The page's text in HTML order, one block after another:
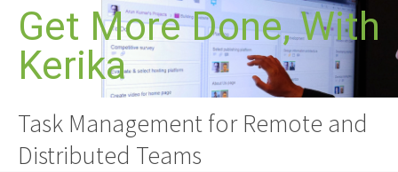
Liigu
sisu
juurde
Get More Done, With
Kerika
Task Management for Remote and
Distributed Teams